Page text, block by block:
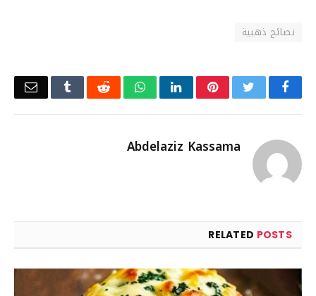
نصائح ذهبية
Facebook
Twitter
Pinterest
LinkedIn
WhatsApp
Reddit
Tumblr
Abdelaziz Kassama
RELATED POSTS